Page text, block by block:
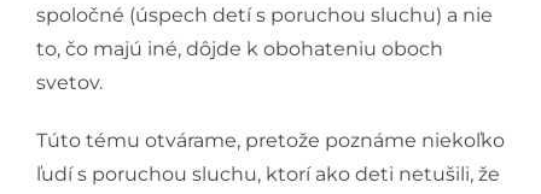
spoločné (úspech detí s poruchou sluchu) a nie
to, čo majú iné, dôjde k obohateniu oboch
svetov.
Túto tému otvárame, pretože poznáme niekoľko
ľudí s poruchou sluchu, ktorí ako deti netušili, že